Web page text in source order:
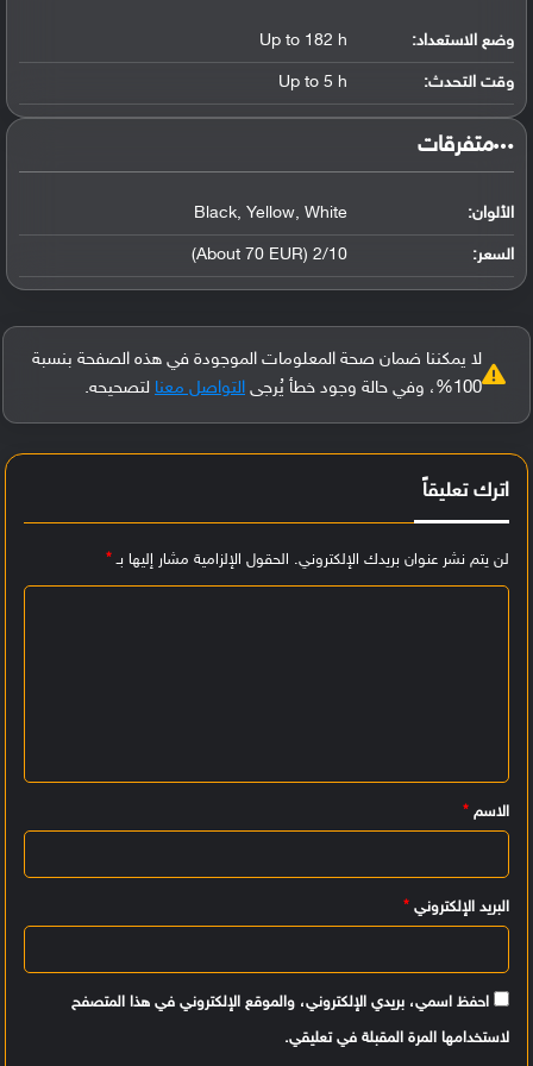
وضع الاستعداد: Up to 182 h
وقت التحدث: Up to 5 h
‏متفرقات‏
الألوان: Black, Yellow, White
السعر: 2/10 (About 70 EUR)
لا يمكننا ضمان صحة المعلومات الموجودة في هذه الصفحة بنسبة
100%، وفي حالة وجود خطأ يُرجى
التواصل معنا لتصحيحه.
اترك تعليقاً
لن يتم نشر عنوان بريدك الإلكتروني. الحقول الإلزامية مشار إليها بـ*
ي
ق
الاسم *
البريد الإلكتروني *
احفظ اسمي، بريدي الإلكتروني، والموقع الإلكتروني في هذا المتصفح
لاستخدامها المرة المقبلة في تعليقي.